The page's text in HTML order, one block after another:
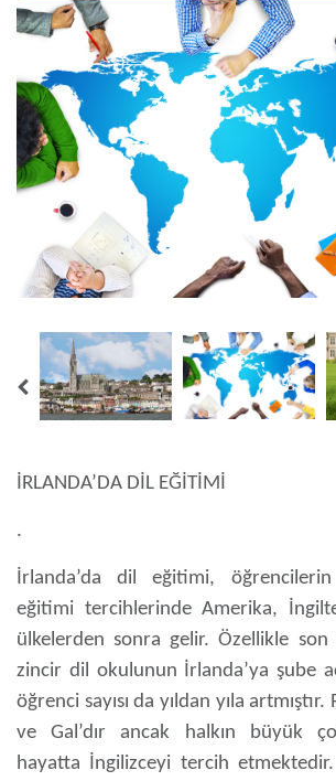
İRLANDA’DA DİL EĞİTİMİ
.
İrlanda’da dil eğitimi, öğrencilerin
eğitimi tercihlerinde Amerika,
ülkelerden sonra gelir. Özellikle son
zincir dil okulunun İrlanda’ya şube
öğrenci sayısı da yıldan yıla
ve Gal’dır ancak halkın büyük
hayatta İngilizceyi tercih